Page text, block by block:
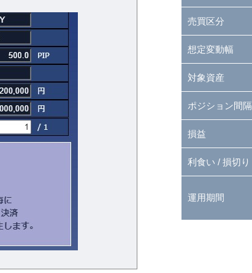
売買区分
想定変動幅
対象資産
ポジション間隔
損益
利食い / 損切り
運用期間